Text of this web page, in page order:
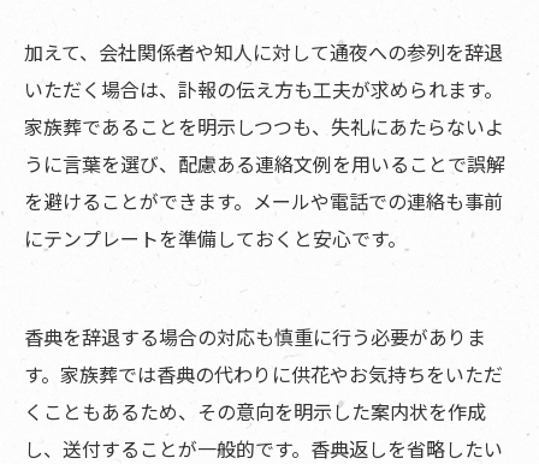
加えて、会社関係者や知人に対して通夜への参列を辞退
いただく場合は、訃報の伝え方も工夫が求められます。
家族葬であることを明示しつつも、失礼にあたらないよ
うに言葉を選び、配慮ある連絡文例を用いることで誤解
を避けることができます。メールや電話での連絡も事前
にテンプレートを準備しておくと安心です。
香典を辞退する場合の対応も慎重に行う必要がありま
す。家族葬では香典の代わりに供花やお気持ちをいただ
くこともあるため、その意向を明示した案内状を作成
し、送付することが一般的です。香典返しを省略したい